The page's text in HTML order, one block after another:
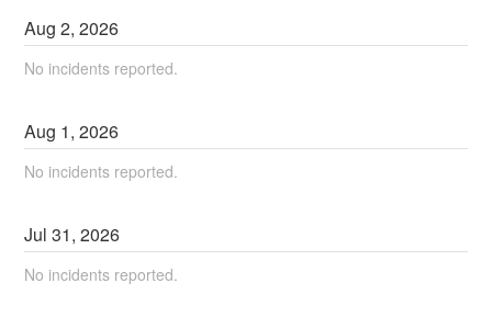
Aug2,2026
No incidents reported.
Aug 1,2026
No incidents reported.
Jul31,2026
No incidents reported.